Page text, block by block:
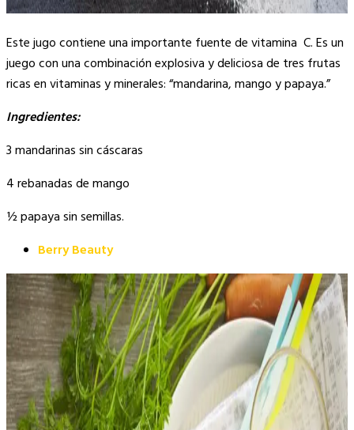
Este jugo contiene una importante fuente de vitamina C. Es un
juego con una combinación explosiva y deliciosa de tres frutas
ricas en vitaminas y minerales: “mandarina, mango y papaya.”
Ingredientes:
3 mandarinas sin cáscaras
4 rebanadas de mango
½ papaya sin semillas.
Berry Beauty